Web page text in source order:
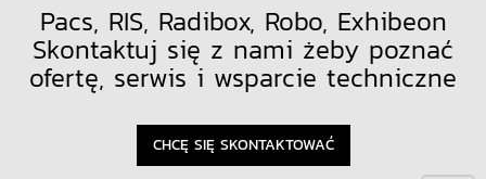
Pacs, RIS, Radibox, Robo, Exhibeon
Skontaktuj się z nami żeby poznać
ofertę, serwis i wsparcie techniczne
CHCĘ SIĘ SKONTAKTOWAĆ